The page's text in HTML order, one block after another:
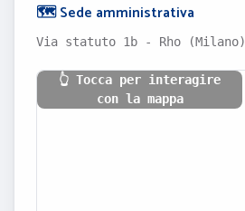
🗺️ Sede amministrativa
Via statuto 1b - Rho (Milano)
👆 Tocca per interagire
con la mappa